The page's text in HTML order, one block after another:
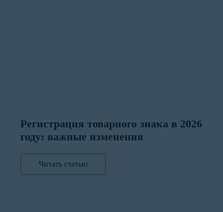
Регистрация товарного знака в 2026
году: важные изменения
Читать статью